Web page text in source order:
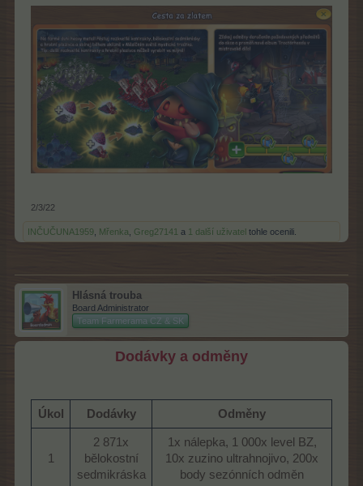
2/3/22
INČUČUNA1959 Mřenka Greg27141 a 1 další uživatel tohle ocenili.
Hlásná trouba
Board Administrator
Team Farmerama CZ & SK
Dodávky a odměny
Úkol Dodávky Odměny
1​
2 871x
bělokostní
sedmikráska​
1x nálepka, 1 000x level BZ,
10x zuzino ultrahnojivo, 200x
body sezónních odměn​